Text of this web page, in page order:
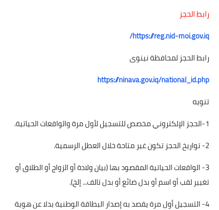
رابط الحجز
https://reg.nid-moi.gov.iq/
رابط الحجز لمحافظة نينوى
https://ninava.gov.iq/national_id.php
تنويه
1-الحجز الإلكتروني مخصص للتسجيل لأول مرة والواقعات الحياتية.
2- تواريخ الحجز تكون غير متاحة خلال العطل الرسمية.
3- الواقعات الحياتية المقصود بها (بيان ولادة أو الزواج أو الطلاق أو
تغيير لقب أو اسم أو بدل ضائع أو بدل تالف... إلخ).
4- التسجيل أول مرة يقصد به إصدار البطاقة الوطنية بدلا عن هوية